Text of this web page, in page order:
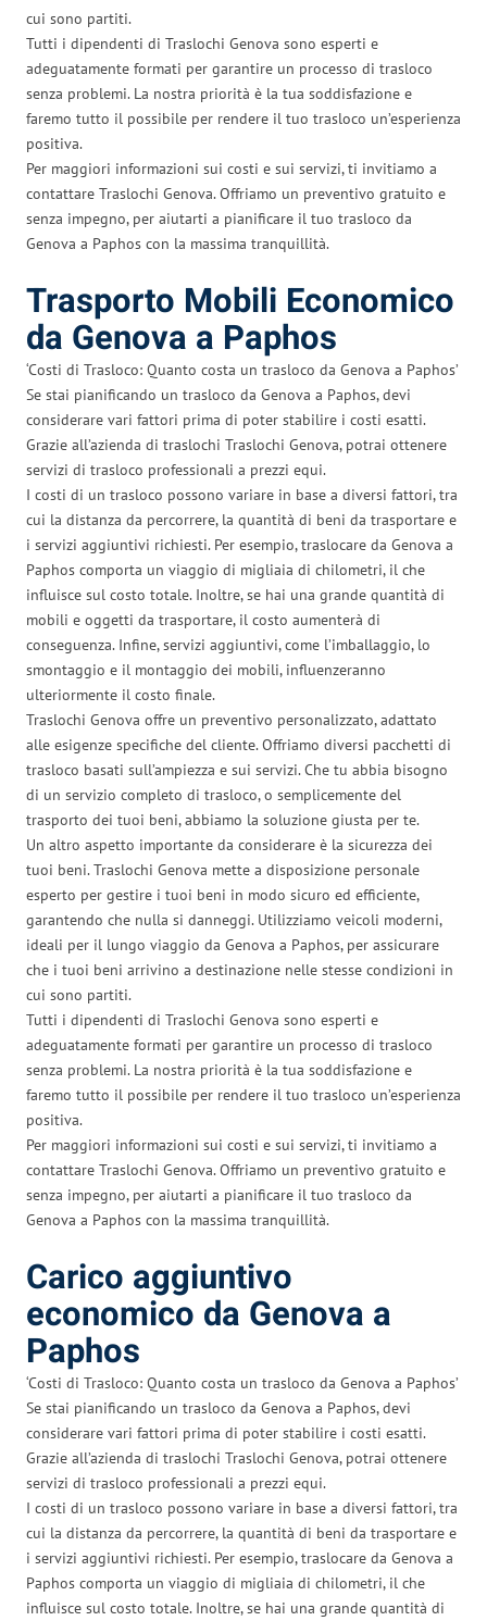
cui sono partiti.
Tutti i dipendenti di Traslochi Genova sono esperti e
adeguatamente formati per garantire un processo di trasloco
senza problemi. La nostra priorità è la tua soddisfazione e
faremo tutto il possibile per rendere il tuo trasloco un’esperienza
positiva.
Per maggiori informazioni sui costi e sui servizi, ti invitiamo a
contattare Traslochi Genova. Offriamo un preventivo gratuito e
senza impegno, per aiutarti a pianificare il tuo trasloco da
Genova a Paphos con la massima tranquillità.
Trasporto Mobili Economico
da Genova a Paphos
‘Costi di Trasloco: Quanto costa un trasloco da Genova a Paphos’
Se stai pianificando un trasloco da Genova a Paphos, devi
considerare vari fattori prima di poter stabilire i costi esatti.
Grazie all’azienda di traslochi Traslochi Genova, potrai ottenere
servizi di trasloco professionali a prezzi equi.
I costi di un trasloco possono variare in base a diversi fattori, tra
cui la distanza da percorrere, la quantità di beni da trasportare e
i servizi aggiuntivi richiesti. Per esempio, traslocare da Genova a
Paphos comporta un viaggio di migliaia di chilometri, il che
influisce sul costo totale. Inoltre, se hai una grande quantità di
mobili e oggetti da trasportare, il costo aumenterà di
conseguenza. Infine, servizi aggiuntivi, come l’imballaggio, lo
smontaggio e il montaggio dei mobili, influenzeranno
ulteriormente il costo finale.
Traslochi Genova offre un preventivo personalizzato, adattato
alle esigenze specifiche del cliente. Offriamo diversi pacchetti di
trasloco basati sull’ampiezza e sui servizi. Che tu abbia bisogno
di un servizio completo di trasloco, o semplicemente del
trasporto dei tuoi beni, abbiamo la soluzione giusta per te.
Un altro aspetto importante da considerare è la sicurezza dei
tuoi beni. Traslochi Genova mette a disposizione personale
esperto per gestire i tuoi beni in modo sicuro ed efficiente,
garantendo che nulla si danneggi. Utilizziamo veicoli moderni,
ideali per il lungo viaggio da Genova a Paphos, per assicurare
che i tuoi beni arrivino a destinazione nelle stesse condizioni in
cui sono partiti.
Tutti i dipendenti di Traslochi Genova sono esperti e
adeguatamente formati per garantire un processo di trasloco
senza problemi. La nostra priorità è la tua soddisfazione e
faremo tutto il possibile per rendere il tuo trasloco un’esperienza
positiva.
Per maggiori informazioni sui costi e sui servizi, ti invitiamo a
contattare Traslochi Genova. Offriamo un preventivo gratuito e
senza impegno, per aiutarti a pianificare il tuo trasloco da
Genova a Paphos con la massima tranquillità.
Carico aggiuntivo
economico da Genova a
Paphos
‘Costi di Trasloco: Quanto costa un trasloco da Genova a Paphos’
Se stai pianificando un trasloco da Genova a Paphos, devi
considerare vari fattori prima di poter stabilire i costi esatti.
Grazie all’azienda di traslochi Traslochi Genova, potrai ottenere
servizi di trasloco professionali a prezzi equi.
I costi di un trasloco possono variare in base a diversi fattori, tra
cui la distanza da percorrere, la quantità di beni da trasportare e
i servizi aggiuntivi richiesti. Per esempio, traslocare da Genova a
Paphos comporta un viaggio di migliaia di chilometri, il che
influisce sul costo totale. Inoltre, se hai una grande quantità di